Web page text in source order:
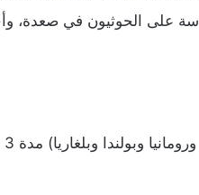
على الحوثيون في صعدة،
وبلغاريا) مدة 3 سنوات.